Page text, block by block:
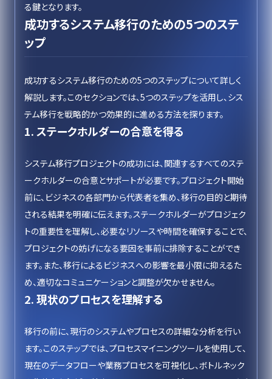
る鍵となります。
成功するシステム移行のための5つのステ
ップ
成功するシステム移行のための5つのステップについて詳しく
解説します。このセクションでは、5つのステップを活用し、シス
テム移行を戦略的かつ効果的に進める方法を探ります。
1. ステークホルダーの合意を得る
システム移行プロジェクトの成功には、関連するすべてのステ
ークホルダーの合意とサポートが必要です。プロジェクト開始
前に、ビジネスの各部門から代表者を集め、移行の目的と期待
される結果を明確に伝えます。ステークホルダーがプロジェク
トの重要性を理解し、必要なリソースや時間を確保することで、
プロジェクトの妨げになる要因を事前に排除することができ
ます。また、移行によるビジネスへの影響を最小限に抑えるた
め、適切なコミュニケーションと調整が欠かせません。
2. 現状のプロセスを理解する
移行の前に、現行のシステムやプロセスの詳細な分析を行い
ます。このステップでは、プロセスマイニングツールを使用して、
現在のデータフローや業務プロセスを可視化し、ボトルネック